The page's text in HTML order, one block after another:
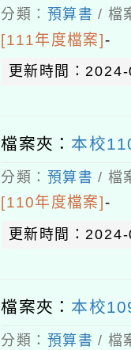
分類： 預算書 / 檔
[111年度檔案]-
更新時間：
檔案夾： 本校
分類： 預算書 / 檔
[110年度檔案]-
更新時間：
檔案夾： 本校
分類： 預算書 / 檔